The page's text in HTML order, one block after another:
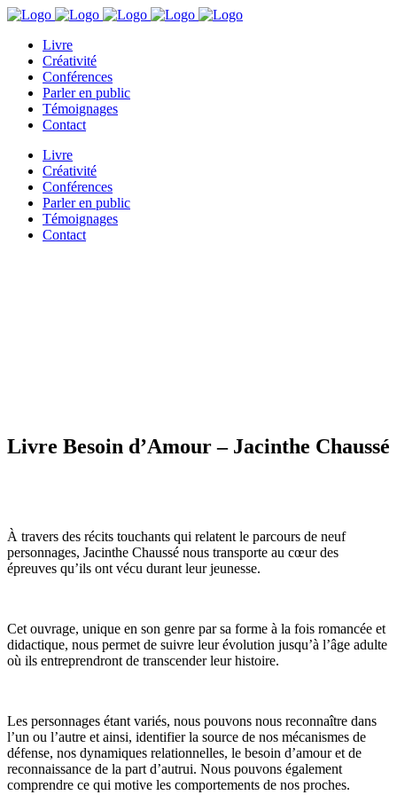
Livre
Créativité
Conférences
Parler en public
Témoignages
Contact
Livre
Créativité
Conférences
Parler en public
Témoignages
Contact
Livre Besoin d’Amour – Jacinthe Chaussé
À travers des récits touchants qui relatent le parcours de neuf
personnages, Jacinthe Chaussé nous transporte au cœur des
épreuves qu’ils ont vécu durant leur jeunesse.
Cet ouvrage, unique en son genre par sa forme à la fois romancée et
didactique, nous permet de suivre leur évolution jusqu’à l’âge adulte
où ils entreprendront de transcender leur histoire.
Les personnages étant variés, nous pouvons nous reconnaître dans
l’un ou l’autre et ainsi, identifier la source de nos mécanismes de
défense, nos dynamiques relationnelles, le besoin d’amour et de
reconnaissance de la part d’autrui. Nous pouvons également
comprendre ce qui motive les comportements de nos proches.